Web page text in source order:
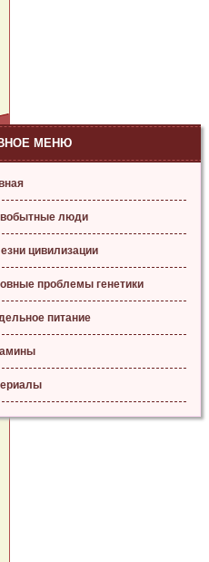
МЕНЮ
люди
цивилизации
проблемы генетики
питание